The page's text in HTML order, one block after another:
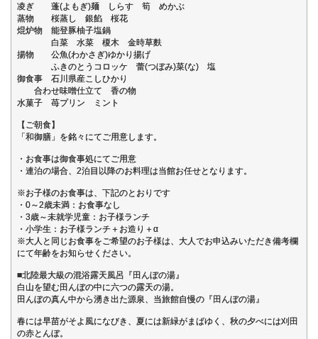
凌ぎ 蓬(よもぎ)麺 しらす 筍 めかぶ
蒸物 桜蒸し 銀餡 桜花
焜炉物 能登豚柚子塩鍋
白菜 水菜 榎木 金時草麩
揚物 公魚(わかさぎ)ゆかり揚げ
ふきのとうコロッケ 蕾(つぼみ)菜(な) 塩
御食事 石川県産こしひかり
合わせ味噌仕立て 香の物
水菓子 苺プリン ミント
【ご朝食】
「和御膳」を銘々にてご用意します。
・お食事は御食事処にてご用意
・連泊の場合、2泊目以降のお料理は当館お任せとなります。
※お子様のお食事は、下記のとおりです
・0～2歳未満：お食事なし
・3歳～未就学児童：お子様ランチ
・小学生：お子様ランチ＋お造り＋α
※大人と同じお食事をご希望のお子様は、大人でお申込みいただき備考欄
にて年齢をお知らせください。
■北陸最大級の混浴露天風呂『田んぼの湯』
白山を望む田んぼの中に六つの露天の湯。
田んぼの真ん中から湧き出た源泉、当旅館自慢の『田んぼの湯』
春には早苗がそよ風になびき、夏には新緑がまばゆく、秋の夕べには刈田
の赤とんぼ。